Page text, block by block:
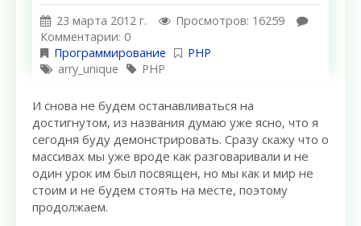
23 марта 2012 г.
Просмотров: 16259
Комментарии: 0
Программирование
PHP
arry_unique
PHP
И снова не будем останавливаться на
достигнутом, из названия думаю уже ясно, что я
сегодня буду демонстрировать. Сразу скажу что о
массивах мы уже вроде как разговаривали и не
один урок им был посвящен, но мы как и мир не
стоим и не будем стоять на месте, поэтому
продолжаем.